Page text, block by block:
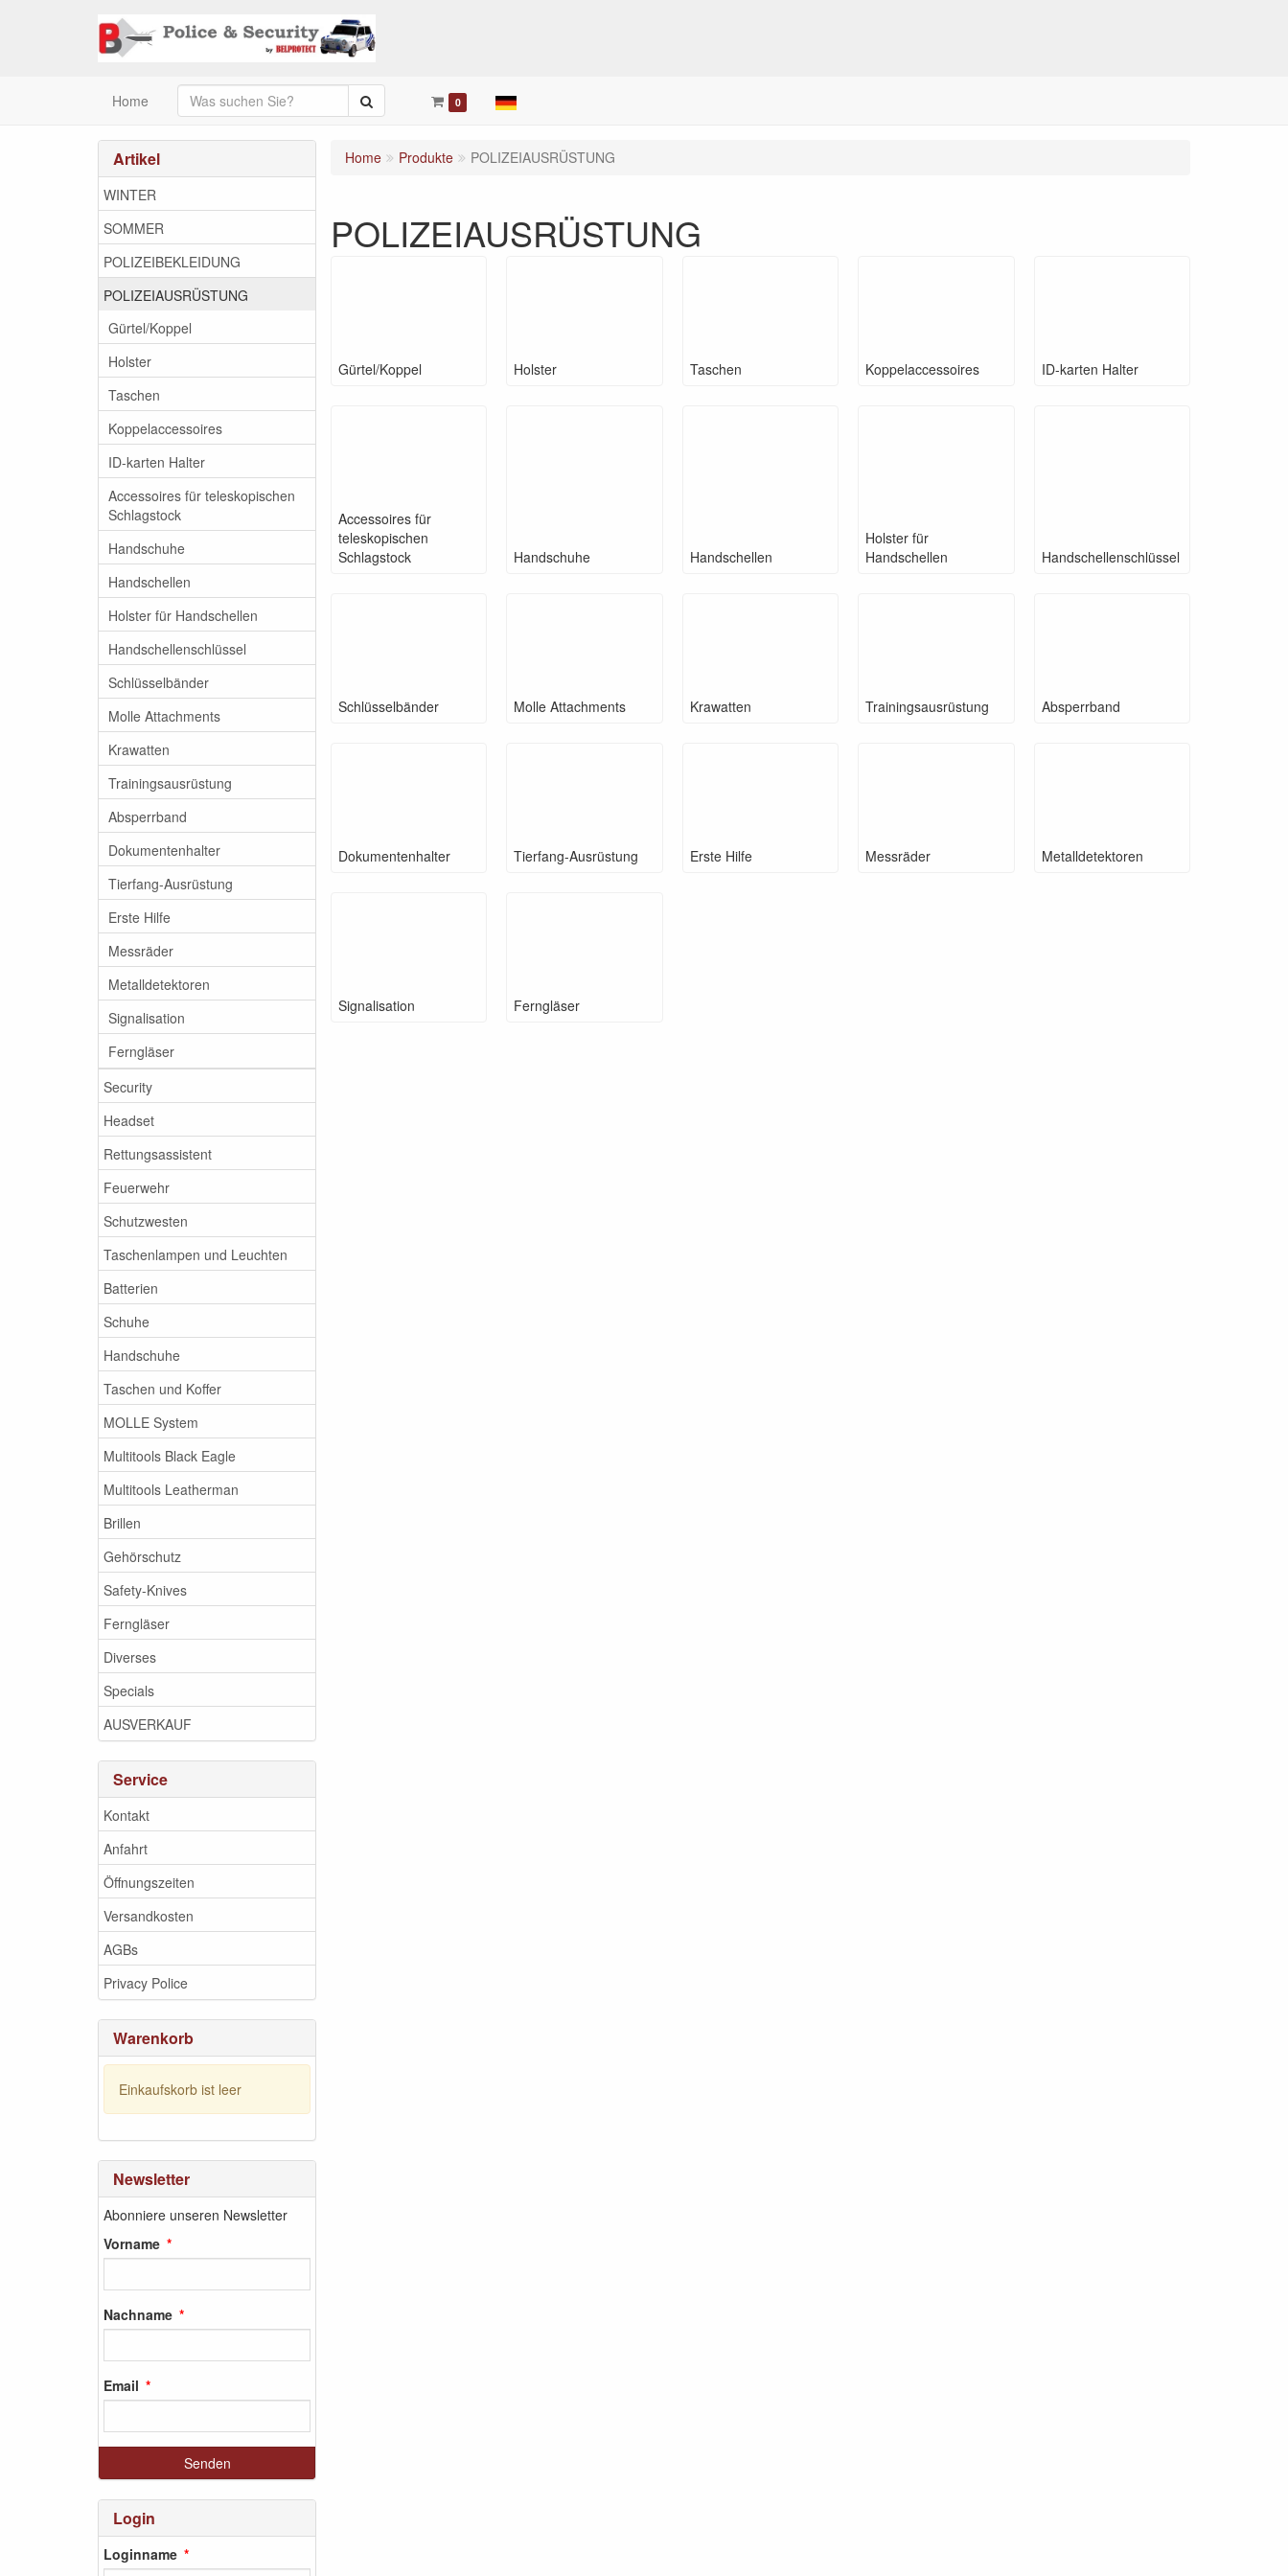
Home 0
Artikel
WINTER
SOMMER
POLIZEIBEKLEIDUNG
POLIZEIAUSRÜSTUNG
Gürtel/Koppel
Holster
Taschen
Koppelaccessoires
ID-karten Halter
Accessoires für teleskopischen
Schlagstock
Handschuhe
Handschellen
Holster für Handschellen
Handschellenschlüssel
Schlüsselbänder
Molle Attachments
Krawatten
Trainingsausrüstung
Absperrband
Dokumentenhalter
Tierfang-Ausrüstung
Erste Hilfe
Messräder
Metalldetektoren
Signalisation
Ferngläser
Security
Headset
Rettungsassistent
Feuerwehr
Schutzwesten
Taschenlampen und Leuchten
Batterien
Schuhe
Handschuhe
Taschen und Koffer
MOLLE System
Multitools Black Eagle
Multitools Leatherman
Brillen
Gehörschutz
Safety-Knives
Ferngläser
Diverses
Specials
AUSVERKAUF
Service
Kontakt
Anfahrt
Öffnungszeiten
Versandkosten
AGBs
Privacy Police
Warenkorb
Einkaufskorb ist leer
Newsletter
Abonniere unseren Newsletter
Vorname
Nachname
Email
Login
Loginname
Home Produkte POLIZEIAUSRÜSTUNG
POLIZEIAUSRÜSTUNG
Gürtel/Koppel Holster Taschen Koppelaccessoires ID-karten Halter
Accessoires für
teleskopischen
Schlagstock
Handschuhe Handschellen
Holster für
Handschellen
Handschellenschlüssel
Schlüsselbänder Molle Attachments Krawatten Trainingsausrüstung Absperrband
Dokumentenhalter Tierfang-Ausrüstung Erste Hilfe Messräder Metalldetektoren
Signalisation Ferngläser